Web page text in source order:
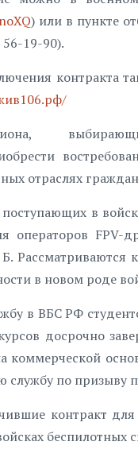
) или в пункте
56-19-90).
контракта
отраслях
в
операторов FPV-
в новом роде
в ВБС РФ
досрочно
коммерческой
службу по призыву
контракт